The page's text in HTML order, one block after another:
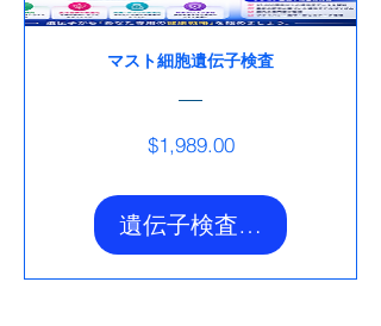
マスト細胞遺伝子検査
$1,989.00価
遺伝子検査アドバンスを